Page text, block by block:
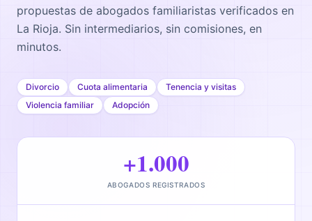
propuestas de abogados familiaristas verificados en
La Rioja. Sin intermediarios, sin comisiones, en
minutos.
Divorcio Cuota alimentaria
Tenencia y visitas
Violencia familiar
Adopción
+1.000
ABOGADOS REGISTRADOS